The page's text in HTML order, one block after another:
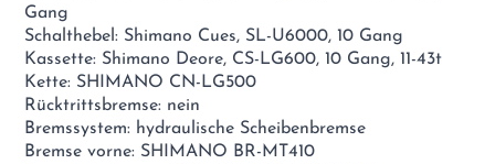
Gang
Schalthebel: Shimano Cues, SL-U6000, 10 Gang
Kassette: Shimano Deore, CS-LG600, 10 Gang, 11-43t
Kette: SHIMANO CN-LG500
Rücktrittsbremse: nein
Bremssystem: hydraulische Scheibenbremse
Bremse vorne: SHIMANO BR-MT410